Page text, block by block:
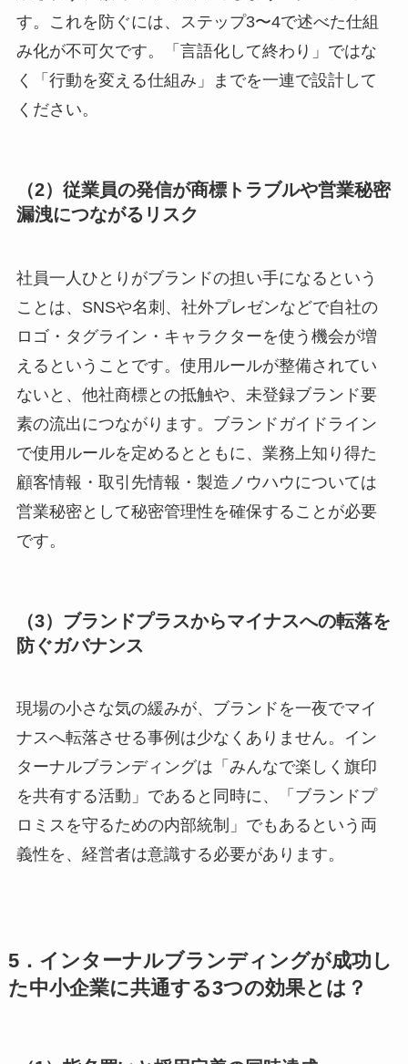
す。これを防ぐには、ステップ3〜4で述べた仕組
み化が不可欠です。「言語化して終わり」ではな
く「行動を変える仕組み」までを一連で設計して
ください。
（2）従業員の発信が商標トラブルや営業秘密
漏洩につながるリスク
社員一人ひとりがブランドの担い手になるという
ことは、SNSや名刺、社外プレゼンなどで自社の
ロゴ・タグライン・キャラクターを使う機会が増
えるということです。使用ルールが整備されてい
ないと、他社商標との抵触や、未登録ブランド要
素の流出につながります。ブランドガイドライン
で使用ルールを定めるとともに、業務上知り得た
顧客情報・取引先情報・製造ノウハウについては
営業秘密として秘密管理性を確保することが必要
です。
（3）ブランドプラスからマイナスへの転落を
防ぐガバナンス
現場の小さな気の緩みが、ブランドを一夜でマイ
ナスへ転落させる事例は少なくありません。イン
ターナルブランディングは「みんなで楽しく旗印
を共有する活動」であると同時に、「ブランドプ
ロミスを守るための内部統制」でもあるという両
義性を、経営者は意識する必要があります。
5．インターナルブランディングが成功し
た中小企業に共通する3つの効果とは？